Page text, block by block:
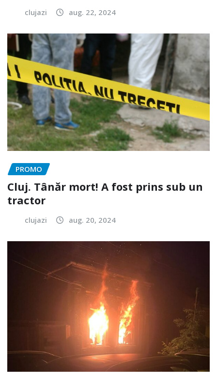
clujazi aug. 22, 2024
PROMO
Cluj. Tânăr mort! A fost prins sub un
tractor
clujazi aug. 20, 2024